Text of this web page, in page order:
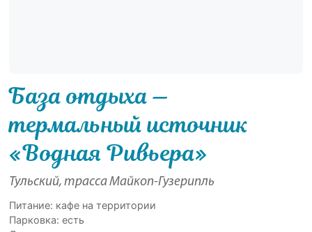
База отдыха —
термальный источник
«Водная Ривьера»
Тульский, трасса Майкоп-Гузерипль
Питание: кафе на территории
Парковка: есть